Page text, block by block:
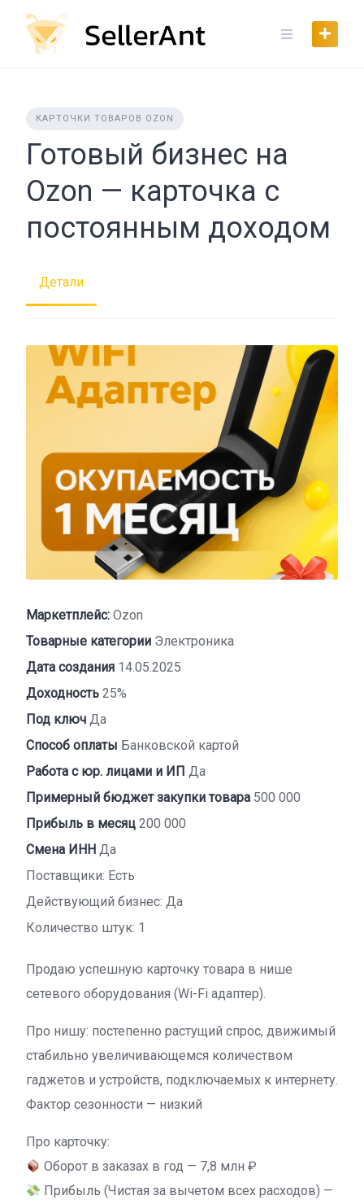
content
КАРТОЧКИ ТОВАРОВ OZON
Готовый бизнес на
Ozon — карточка с
постоянным доходом
Детали
Маркетплейс: Ozon
Товарные категории Электроника
Дата создания 14.05.2025
Доходность 25%
Под ключ Да
Способ оплаты Банковской картой
Работа с юр. лицами и ИП Да
Примерный бюджет закупки товара 500 000
Прибыль в месяц 200 000
Смена ИНН Да
Поставщики: Есть
Действующий бизнес: Да
Количество штук: 1
Продаю успешную карточку товара в нише
сетевого оборудования (Wi-Fi адаптер).
Про нишу: постепенно растущий спрос, движимый
стабильно увеличивающемся количеством
гаджетов и устройств, подключаемых к интернету.
Фактор сезонности — низкий
Про карточку:
Оборот в заказах в год — 7,8 млн ₽
Прибыль (Чистая за вычетом всех расходов) —